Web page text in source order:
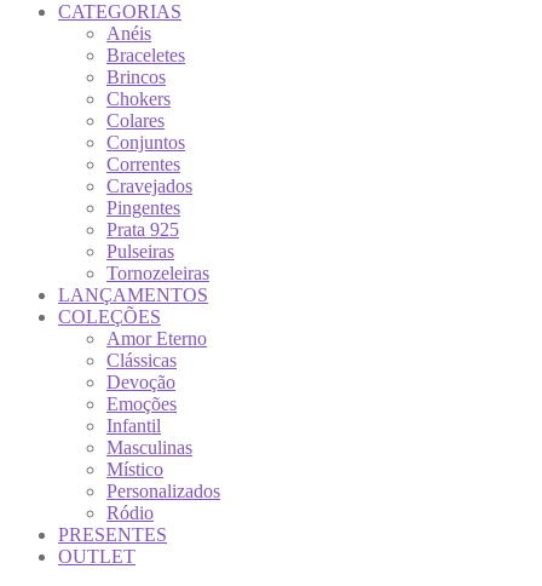
CATEGORIAS
Anéis
Braceletes
Brincos
Chokers
Colares
Conjuntos
Correntes
Cravejados
Pingentes
Prata 925
Pulseiras
Tornozeleiras
LANÇAMENTOS
COLEÇÕES
Amor Eterno
Clássicas
Devoção
Emoções
Infantil
Masculinas
Místico
Personalizados
Ródio
PRESENTES
OUTLET